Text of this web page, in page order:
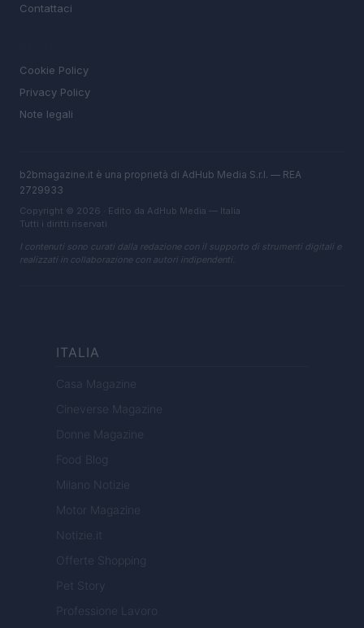
Contattaci
Cookie Policy
Privacy Policy
Note legali
b2bmagazine.it è una proprietà di AdHub Media S.r.l. — REA
2729933
Copyright © 2026 · Edito da AdHub Media — Italia
Tutti i diritti riservati
I contenuti sono curati dalla redazione con il supporto di strumenti digitali e
realizzati in collaborazione con autori indipendenti.
ITALIA
Casa Magazine
Cineverse Magazine
Donne Magazine
Food Blog
Milano Notizie
Motor Magazine
Notizie.it
Offerte Shopping
Pet Story
Professione Lavoro